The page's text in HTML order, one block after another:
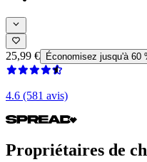
25,99 € Économisez jusqu'à 60
4.6 (581 avis)
Propriétaires de